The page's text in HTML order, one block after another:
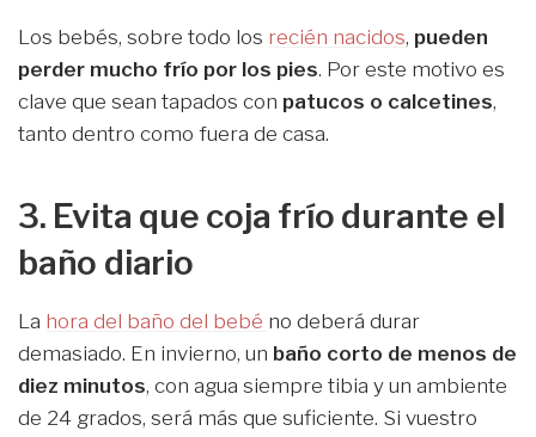
Los bebés, sobre todo los recién nacidos, pueden
perder mucho frío por los pies. Por este motivo es
clave que sean tapados con patucos o calcetines,
tanto dentro como fuera de casa.
3. Evita que coja frío durante el
baño diario
La hora del baño del bebé no deberá durar
demasiado. En invierno, un baño corto de menos de
diez minutos, con agua siempre tibia y un ambiente
de 24 grados, será más que suficiente. Si vuestro